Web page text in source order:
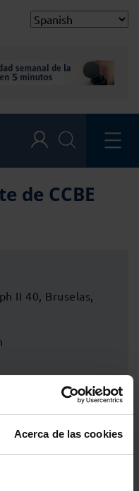
Acerca de las cookies
de CCBE
II 40, Bruselas,